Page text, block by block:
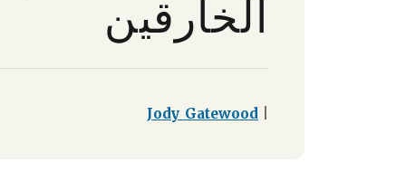
الخارقين
Jody Gatewood